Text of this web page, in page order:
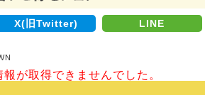
X(旧Twitter) LINE
が取得できませんでした。